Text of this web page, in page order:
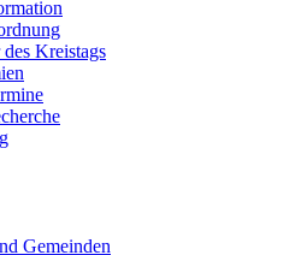
Kreistags
Gemeinden